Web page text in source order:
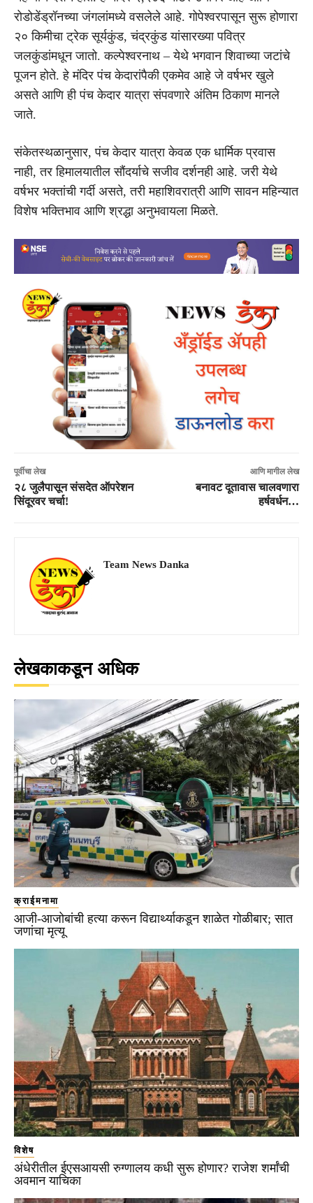
रोडोडेंड्रॉनच्या जंगलांमध्ये वसलेले आहे. गोपेश्वरपासून सुरू होणारा
२० किमीचा ट्रेक सूर्यकुंड, चंद्रकुंड यांसारख्या पवित्र
जलकुंडांमधून जातो. कल्पेश्वरनाथ – येथे भगवान शिवाच्या जटांचे
पूजन होते. हे मंदिर पंच केदारांपैकी एकमेव आहे जे वर्षभर खुले
असते आणि ही पंच केदार यात्रा संपवणारे अंतिम ठिकाण मानले
जाते.
संकेतस्थळानुसार, पंच केदार यात्रा केवळ एक धार्मिक प्रवास
नाही, तर हिमालयातील सौंदर्याचे सजीव दर्शनही आहे. जरी येथे
वर्षभर भक्तांची गर्दी असते, तरी महाशिवरात्री आणि सावन महिन्यात
विशेष भक्तिभाव आणि श्रद्धा अनुभवायला मिळते.
पूर्वीचा लेख
२८ जुलैपासून संसदेत ऑपरेशन
सिंदूरवर चर्चा!
आणि मागील लेख
बनावट दूतावास चालवणारा
हर्षवर्धन…
Team News Danka
लेखकाकडून अधिक
क्राईमनामा
आजी-आजोबांची हत्या करून विद्यार्थ्याकडून शाळेत गोळीबार; सात
जणांचा मृत्यू
विशेष
अंधेरीतील ईएसआयसी रुग्णालय कधी सुरू होणार? राजेश शर्मांची
अवमान याचिका